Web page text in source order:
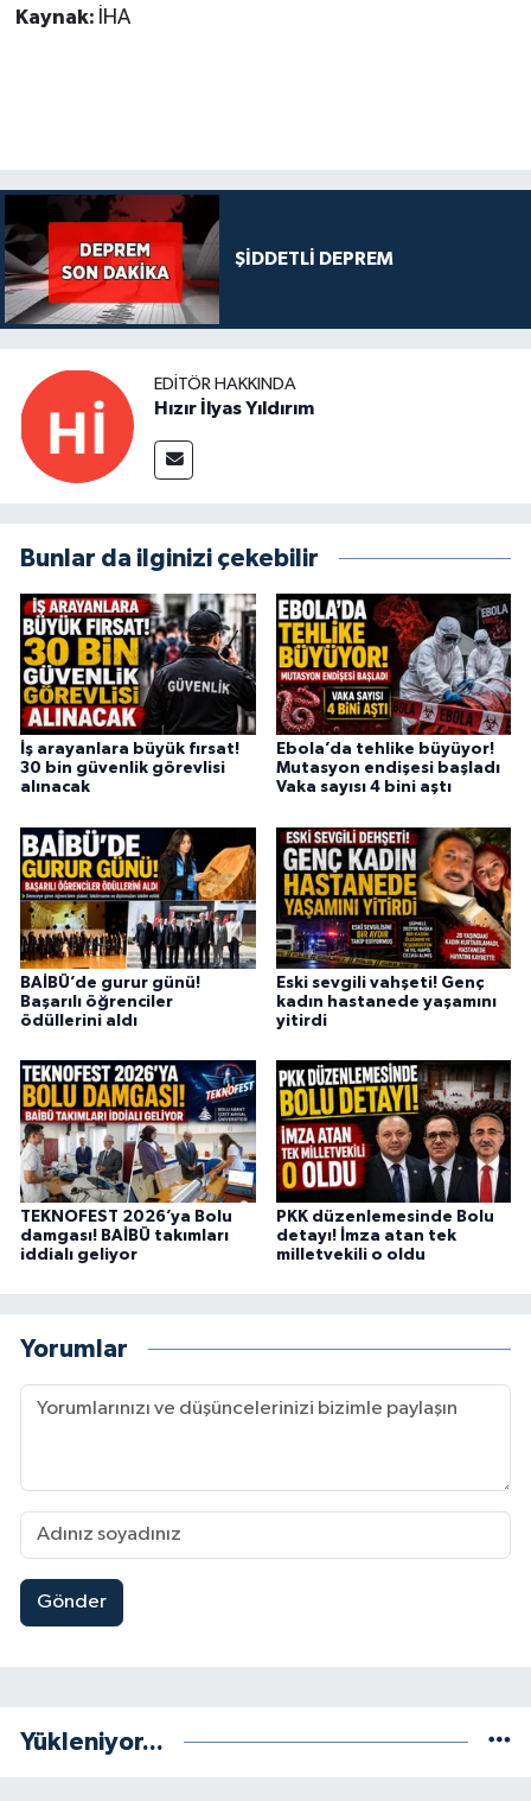
Kaynak: İHA
ŞİDDETLİ DEPREM
EDITÖR HAKKINDA
Hızır İlyas Yıldırım
Bunlar da ilginizi çekebilir
İş arayanlara büyük fırsat!
30 bin güvenlik görevlisi
alınacak
Ebola’da tehlike büyüyor!
Mutasyon endişesi başladı
Vaka sayısı 4 bini aştı
BAİBÜ’de gurur günü!
Başarılı öğrenciler
ödüllerini aldı
Eski sevgili vahşeti! Genç
kadın hastanede yaşamını
yitirdi
TEKNOFEST 2026’ya Bolu
damgası! BAİBÜ takımları
iddialı geliyor
PKK düzenlemesinde Bolu
detayı! İmza atan tek
milletvekili o oldu
Yorumlar
Gönder
Yükleniyor...